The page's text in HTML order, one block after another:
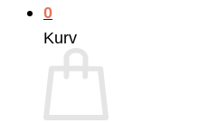
0
Kurv